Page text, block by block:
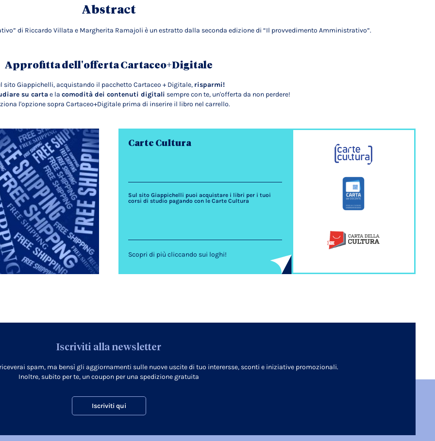
Abstract
di Riccardo Villata e Margherita Ramajoli è un estratto dalla seconda edizione di “Il provvedimento Amministrativo”.
Approfitta dell'offerta Cartaceo+Digitale
sito Giappichelli, acquistando il pacchetto Cartaceo + Digitale, risparmi!
su carta e la comodità dei contenuti digitali sempre con te, un'offerta da non perdere!
l'opzione sopra Cartaceo+Digitale prima di inserire il libro nel carrello.
Carte Cultura
Sul sito Giappichelli puoi acquistare i libri per i tuoi
corsi di studio pagando con le Carte Cultura
Scopri di più cliccando sui loghi!
Iscriviti alla newsletter
spam, ma bensì gli aggiornamenti sulle nuove uscite di tuo interersse, sconti e iniziative promozionali.
Inoltre, subito per te, un coupon per una spedizione gratuita
Iscriviti qui